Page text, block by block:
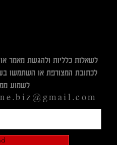
לשאלות כלליות ולהגשת מאמר
לכתובת המצורפת או השתמשו
לשמוע